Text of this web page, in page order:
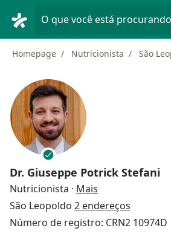
O que você está
Homepage Nutricionista São
Dr. Giuseppe Potrick Stefani
Nutricionista · Mais
São Leopoldo 2 endereços
Número de registro: CRN2 10974D